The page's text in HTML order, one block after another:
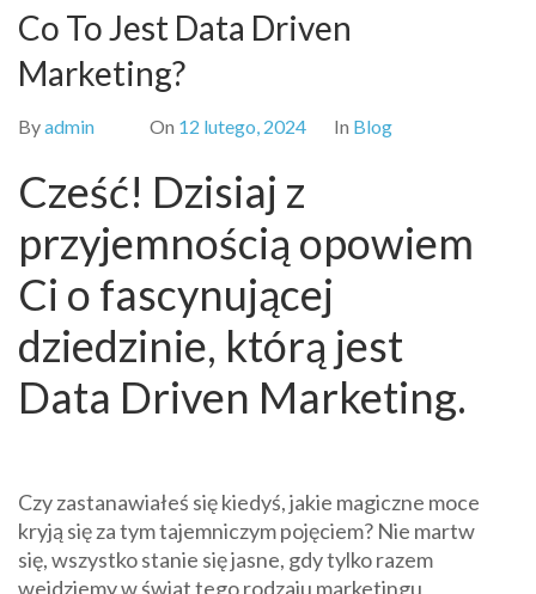
Co To Jest Data Driven
Marketing?
Byadmin On 12 lutego, 2024 In Blog
Cześć! Dzisiaj z
przyjemnością opowiem
Ci o fascynującej
dziedzinie, którą jest
Data Driven Marketing.
Czy zastanawiałeś się kiedyś, jakie magiczne moce
kryją się za tym tajemniczym pojęciem? Nie martw
się, wszystko stanie się jasne, gdy tylko razem
wejdziemy w świat tego rodzaju marketingu